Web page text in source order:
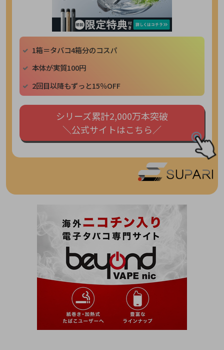
1箱＝タバコ4箱分のコスパ
本体が実質100円
2回目以降もずっと15％OFF
シリーズ累計2,000万本突破
＼公式サイトはこちら／